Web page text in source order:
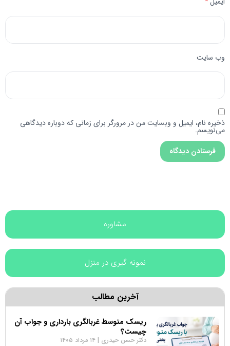
وب‌ سایت
ذخیره نام، ایمیل و وبسایت من در مرورگر برای زمانی که دوباره دیدگاهی
می‌نویسم.
مشاوره
نمونه گیری در منزل
آخرین مطالب
ریسک متوسط غربالگری بارداری و جواب آن
چیست؟
دکتر حسن حیدری ۱۴ مرداد ۱۴۰۵